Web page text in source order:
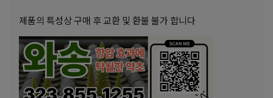
제품의 특성상 구매 후 교환 및 환불 불가 합니다